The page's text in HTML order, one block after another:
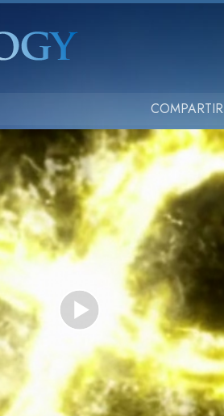
COMPARTIR
Play
Video